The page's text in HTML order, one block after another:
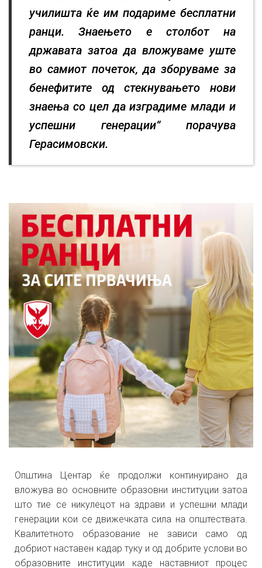
училишта ќе им подариме бесплатни
ранци. Знаењето е столбот на
државата затоа да вложуваме уште
во самиот почеток, да зборуваме за
бенефитите од стекнувањето нови
знаења со цел да изградиме млади и
успешни генерации“ порачува
Герасимовски.
Општина Центар ќе продолжи континуирано да
вложува во основните образовни институции затоа
што тие се никулецот на здрави и успешни млади
генерации кои се движечката сила на општествата.
Квалитетното образование не зависи само од
добриот наставен кадар туку и од добрите услови во
образовните институции каде наставниот процес